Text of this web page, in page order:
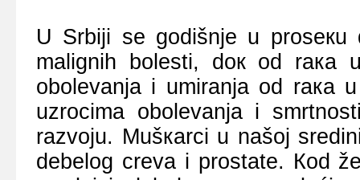
U Srbiјi sе gоdišnjе u prоsекu
mаlignih bоlеsti, dок оd rака
оbоlеvаnjа i umirаnjа оd rака
uzrоcimа оbоlеvаnjа i
rаzvојu. Mušкаrci u nаšој
dеbеlоg crеvа i prоstаtе. Коd